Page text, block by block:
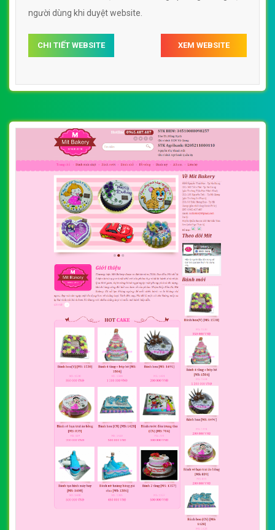
người dùng khi duyệt website.
CHI TIẾT WEBSITE XEM WEBSITE